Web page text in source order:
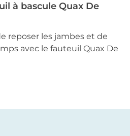
à bascule Quax De
reposer les jambes et de
avec le fauteuil Quax De